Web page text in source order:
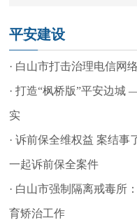
平安建设
· 白山市打击治理电信网
· 打造“枫桥版”平安边
实
· 诉前保全维权益 案结
一起诉前保全案件
· 白山市强制隔离戒毒所
育矫治工作